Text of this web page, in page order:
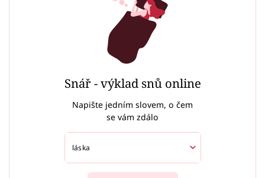
Snář - výklad snů online
Napište jedním slovem, o čem
se vám zdálo